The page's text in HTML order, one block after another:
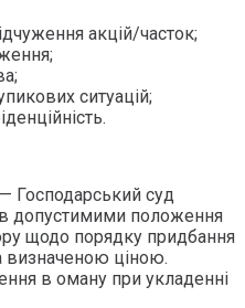
акцій/часток;
ситуацій;
суд
допустимими положення
щодо порядку придбання
визначеною ціною.
в оману при укладенні